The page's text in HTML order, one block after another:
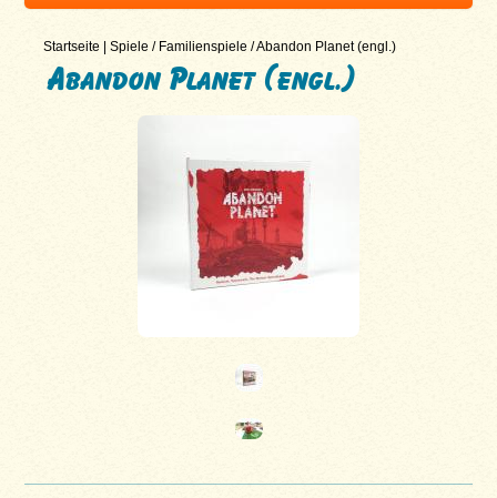
Startseite |Spiele / Familienspiele /Abandon Planet (engl.)
Abandon Planet (engl.)